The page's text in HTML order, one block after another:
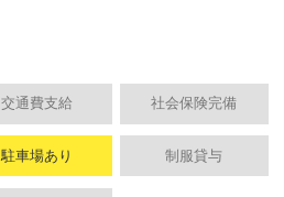
交通費支給 社会保険完備
駐車場あり 制服貸与